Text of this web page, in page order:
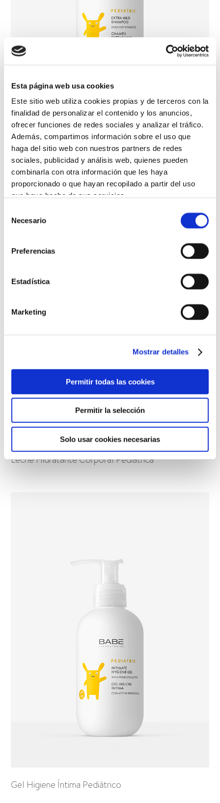
Esta página web usa cookies
Este sitio web utiliza cookies propias y de terceros con la
finalidad de personalizar el contenido y los anuncios,
ofrecer funciones de redes sociales y analizar el tráfico.
Además, compartimos información sobre el uso que
haga del sitio web con nuestros partners de redes
sociales, publicidad y análisis web, quienes pueden
combinarla con otra información que les haya
proporcionado o que hayan recopilado a partir del uso
que haya hecho de sus servicios.
Más información
Necesario
Preferencias
Estadística
Marketing
Mostrar detalles
Permitir todas las cookies
Permitir la selección
Solo usar cookies necesarias
Champú Extrasuave Pediátrico
Leche Hidratante Corporal Pediátrica
Gel Higiene Íntima Pediátrico